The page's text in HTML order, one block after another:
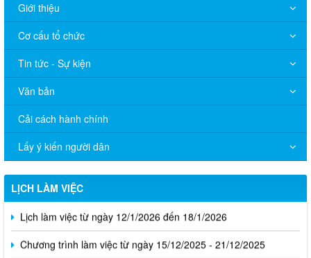
Giới thiệu
Cơ cấu tổ chức
Tin tức - Sự kiện
Văn bản
Cải cách hành chính
Lấy ý kiến người dân
LỊCH LÀM VIỆC
Lịch làm việc từ ngày 12/1/2026 đến 18/1/2026
Chương trình làm việc từ ngày 15/12/2025 - 21/12/2025